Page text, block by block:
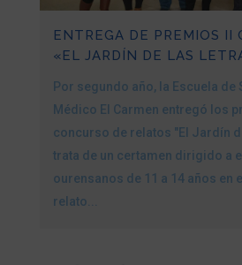
ENTREGA DE PREMIOS II
«EL JARDÍN DE LAS
Por segundo año, la Escuela de
Médico El Carmen entregó los
concurso de relatos "El Jardín
trata de un certamen dirigido a
ourensanos de 11 a 14 años en
relato...